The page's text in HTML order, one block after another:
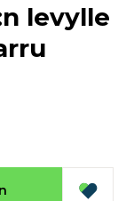
levylle